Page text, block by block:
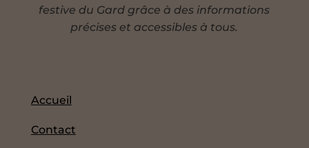
festive du Gard grâce à des informations
précises et accessibles à tous.
Accueil
Contact